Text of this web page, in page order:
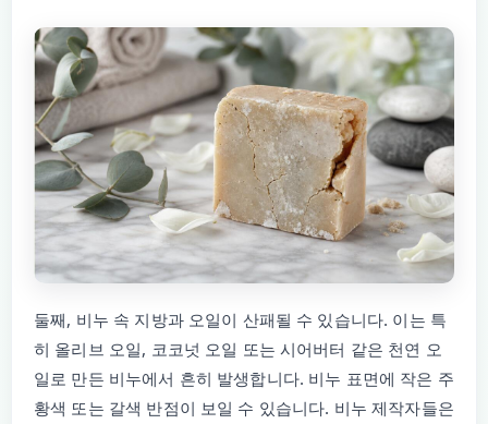
둘째, 비누 속 지방과 오일이 산패될 수 있습니다. 이는 특
히 올리브 오일, 코코넛 오일 또는 시어버터 같은 천연 오
일로 만든 비누에서 흔히 발생합니다. 비누 표면에 작은 주
황색 또는 갈색 반점이 보일 수 있습니다. 비누 제작자들은